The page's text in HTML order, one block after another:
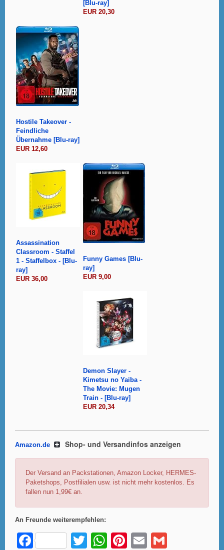
[Blu-ray]
EUR 20,30
Hostile Takeover -
Feindliche
Übernahme [Blu-ray]
EUR 12,60
Assassination
Classroom - Staffel
1 - Staffelbox - [Blu-
ray]
EUR 36,00
Funny Games [Blu-
ray]
EUR 9,00
Demon Slayer -
Kimetsu no Yaiba -
The Movie: Mugen
Train - [Blu-ray]
EUR 20,34
Amazon.de Shop- und Versandinfos anzeigen
Der Versand an Packstationen, Amazon Locker, HERMES-
Paketshops, Postfilialen usw. ist nicht mehr kostenlos. Es
fallen nun 1,99€ an.
An Freunde weiterempfehlen:
F
T
W
Pi
E